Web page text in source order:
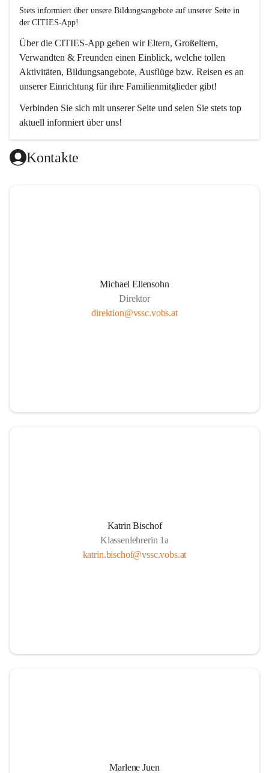
Stets informiert über unsere Bildungsangebote auf unserer Seite in
der CITIES-App!
Über die CITIES-App geben wir Eltern, Großeltern,
Verwandten & Freunden einen Einblick, welche tollen
Aktivitäten, Bildungsangebote, Ausflüge bzw. Reisen es an
unserer Einrichtung für ihre Familienmitglieder gibt!
Verbinden Sie sich mit unserer Seite und seien Sie stets top
aktuell informiert über uns!
Kontakte
Michael Ellensohn
Direktor
direktion@vssc.vobs.at
Katrin Bischof
Klassenlehrerin 1a
katrin.bischof@vssc.vobs.at
Marlene Juen